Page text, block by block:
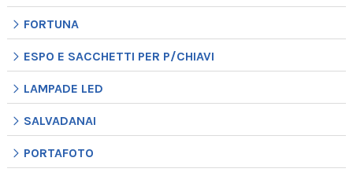
FORTUNA
ESPO E SACCHETTI PER P/CHIAVI
LAMPADE LED
SALVADANAI
PORTAFOTO